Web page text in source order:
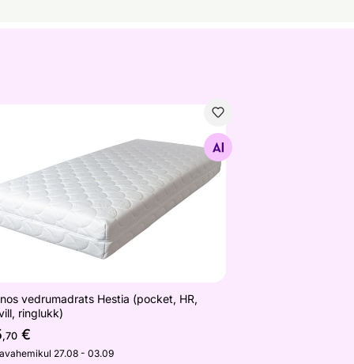
vedrumadrats Hestia (pocket, HR, puuvill, ringlukk)
Otsi sarnaseid
vedrumadrats Hestia (pocket, HR,
ringlukk)
,70€
27.08 - 03.09